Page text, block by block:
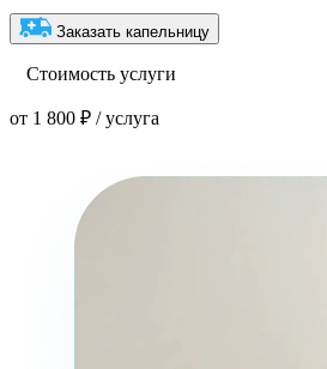
Заказать капельницу
Стоимость услуги
от 1 800 ₽ / услуга